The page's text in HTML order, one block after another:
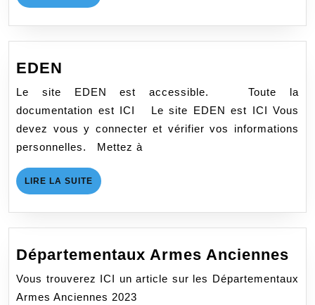
LA
EDEN
Le site EDEN est accessible. Toute la
documentation est ICI Le site EDEN est ICI Vous
devez vous y connecter et vérifier vos informations
personnelles. Mettez à
LIRE LA SUITE LIRE
LA
Départementaux Armes Anciennes
Vous trouverez ICI un article sur les Départementaux
Armes Anciennes 2023